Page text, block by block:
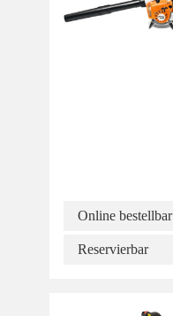
Online bestellbar
Reservierbar